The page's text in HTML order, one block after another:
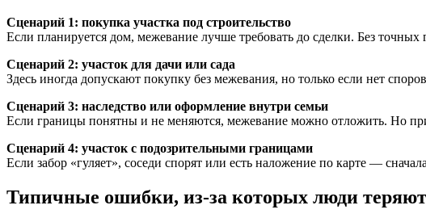
Сценарий 1: покупка участка под строительство
Если планируется дом, межевание лучше требовать до сделки. Без
Сценарий 2: участок для дачи или сада
Здесь иногда допускают покупку без межевания, но только если нет
Сценарий 3: наследство или оформление внутри семьи
Если границы понятны и не меняются, межевание можно отложить. Но
Сценарий 4: участок с подозрительными границами
Если забор «гуляет», соседи спорят или есть наложение по карте —
Типичные ошибки, из-за которых люди